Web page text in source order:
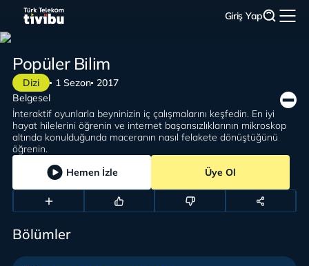
Giriş Yap
Dizi 1 Sezon 2017
Popüler Bilim
İnteraktif oyunlarla beyninizin iç çalışmalarını keşfedin. En iyi
hayat hilelerini öğrenin ve internet başarısızlıklarının mikroskop
altında konulduğunda maceranın nasıl felakete dönüştüğünü
öğrenin.
Belgesel
Hemen İzle Üye Ol
Bölümler